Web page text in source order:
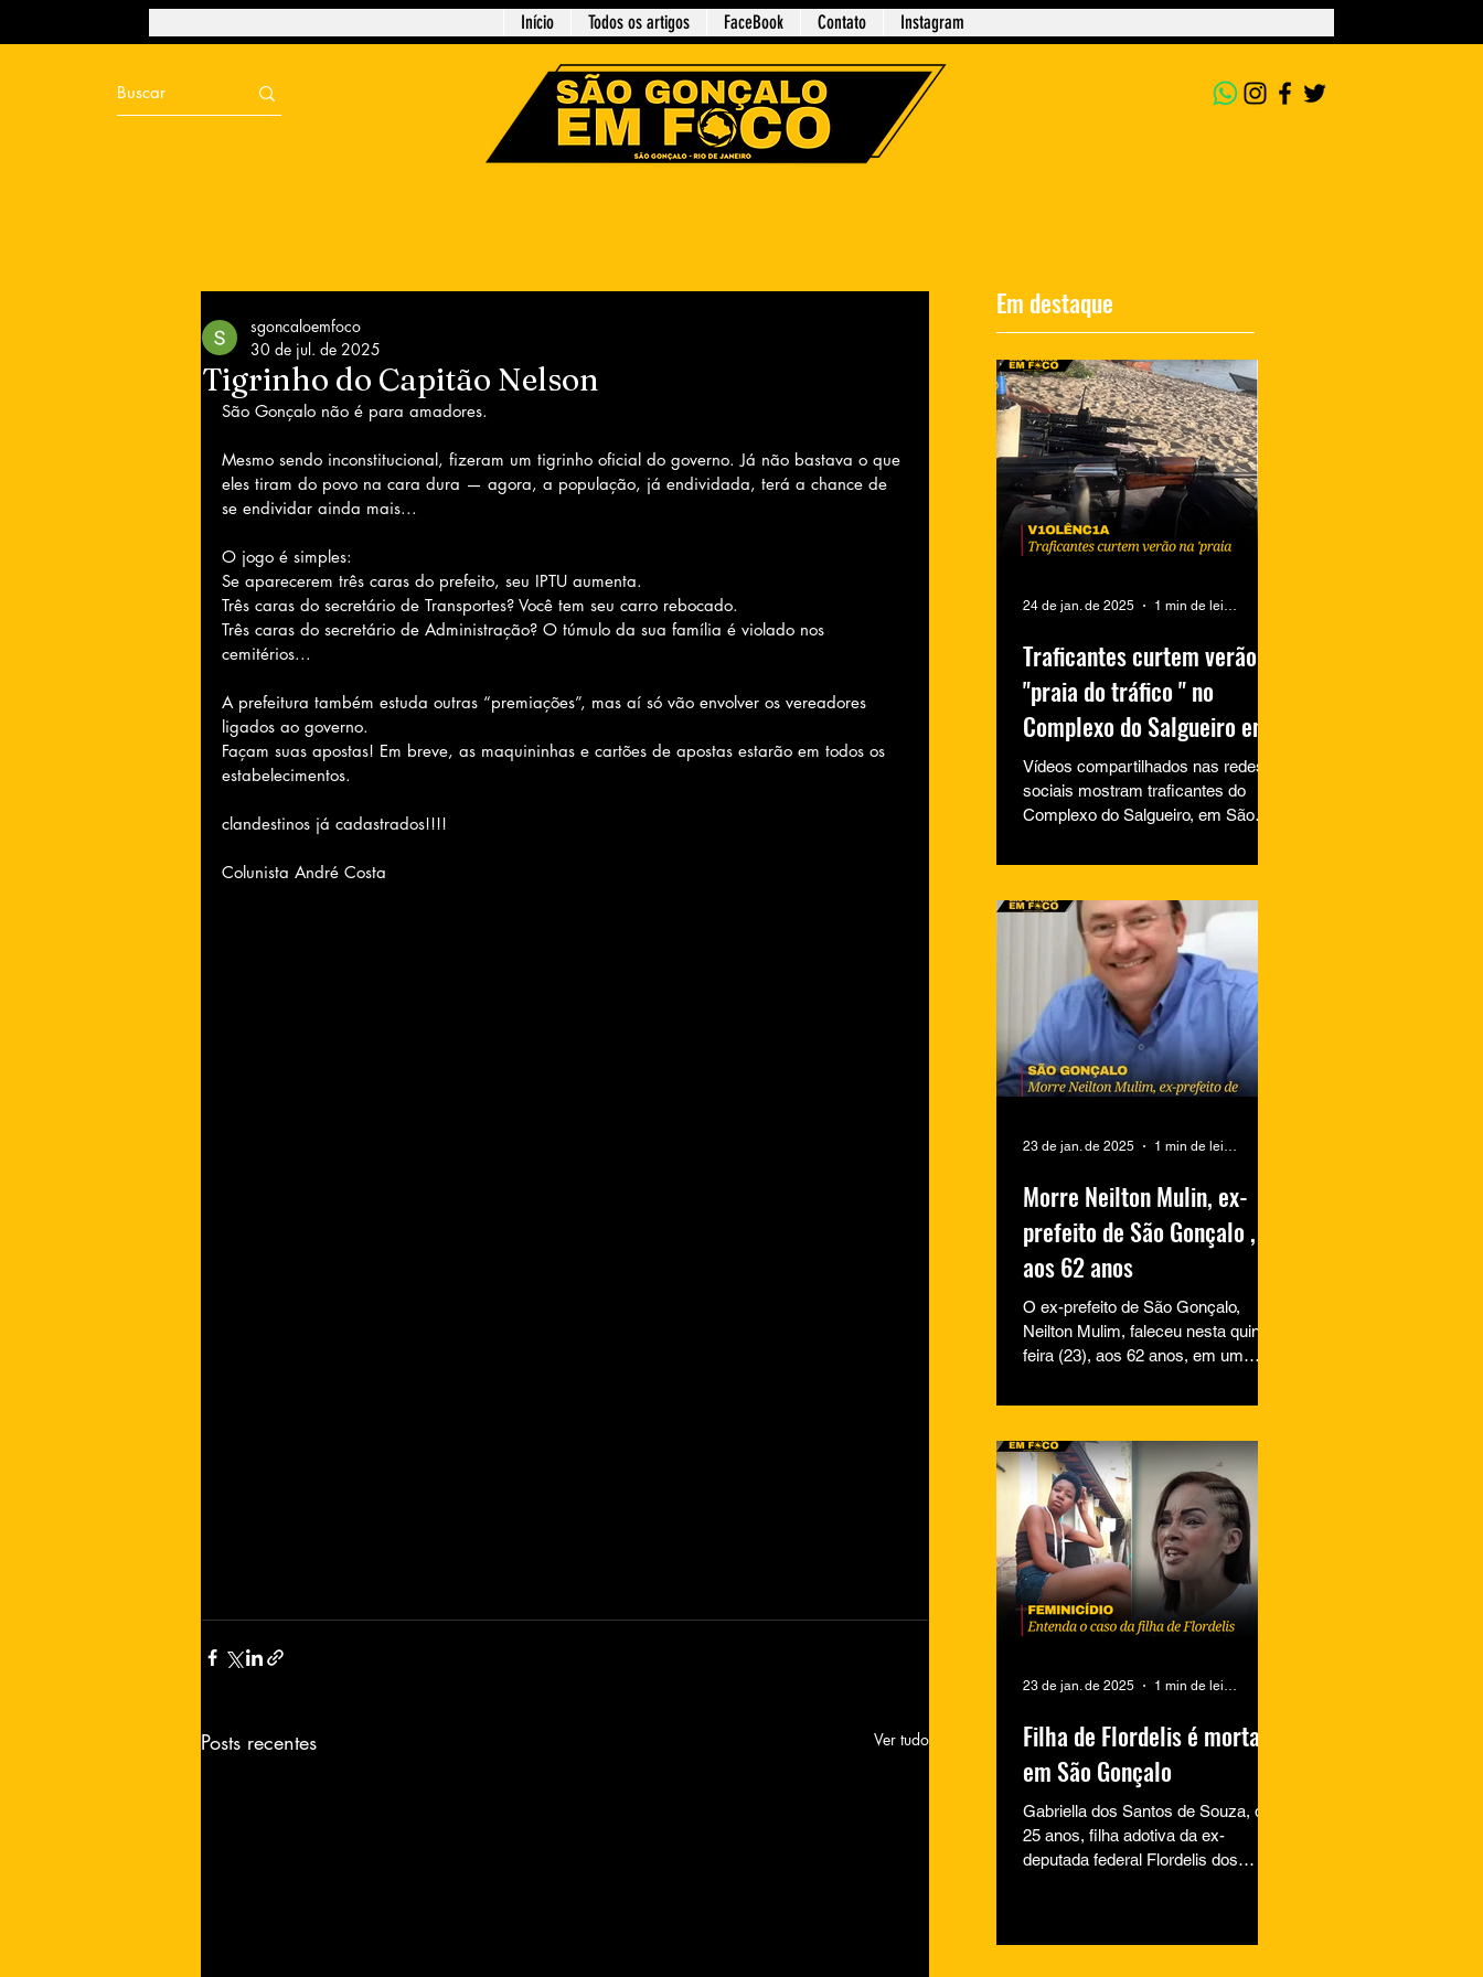
Início Todos os artigos FaceBook Contato Instagram
Tigrinho do Capitão Nelson
sgoncaloemfoco
30 de jul. de 2025
São Gonçalo não é para amadores.
Mesmo sendo inconstitucional, fizeram um tigrinho oficial do governo. Já não bastava o que
eles tiram do povo na cara dura — agora, a população, já endividada, terá a chance de
se endividar ainda mais...
O jogo é simples:
Se aparecerem três caras do prefeito, seu IPTU aumenta.
Três caras do secretário de Transportes? Você tem seu carro rebocado.
Três caras do secretário de Administração? O túmulo da sua família é violado nos
cemitérios...
A prefeitura também estuda outras “premiações”, mas aí só vão envolver os vereadores
ligados ao governo.
Façam suas apostas! Em breve, as maquininhas e cartões de apostas estarão em todos os
estabelecimentos.
clandestinos já cadastrados!!!!
Colunista André Costa
Posts recentes Ver tudo
Em destaque
Traficantes curtem verão na
"praia do tráfico " no
Complexo do Salgueiro em
São Gonçalo
Vídeos compartilhados nas redes
sociais mostram traficantes do
Complexo do Salgueiro, em São
de lazer na...
24 de jan. de 2025
Morre Neilton Mulin, ex-
prefeito de São Gonçalo ,
aos 62 anos
O ex-prefeito de São Gonçalo,
Neilton Mulim, faleceu nesta quinta-
feira (23), aos 62 anos, em um
informação...
23 de jan. de 2025
Filha de Flordelis é morta
em São Gonçalo
Gabriella dos Santos de Souza, de
25 anos, filha adotiva da ex-
deputada federal Flordelis dos
23 de jan. de 2025 1 min de leitura